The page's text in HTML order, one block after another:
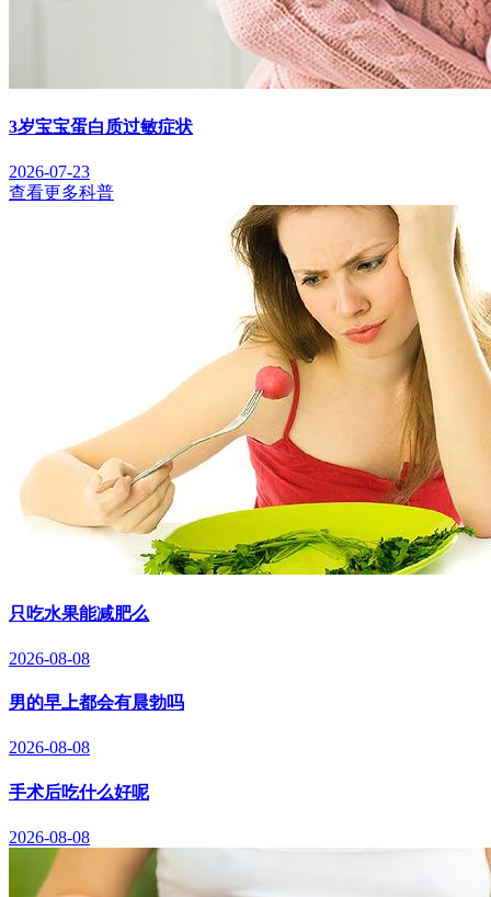
3岁宝宝蛋白质过敏症状
2026-07-23
查看更多科普
只吃水果能减肥么
2026-08-08
男的早上都会有晨勃吗
2026-08-08
手术后吃什么好呢
2026-08-08